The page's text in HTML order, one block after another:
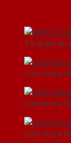
Tủ quần áo
Cửa nhựa
Cửa nhựa
Cửa nhựa